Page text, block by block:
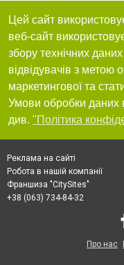
Цей сайт
веб-сайт
збору технічних
відвідувачів з метою
маркетингової та
Умови обробки даних
див. "Політика
Реклама на сайті
Робота в нашій компанії
Франшиза "CitySites"
+38 (063) 734-84-32
Про нас